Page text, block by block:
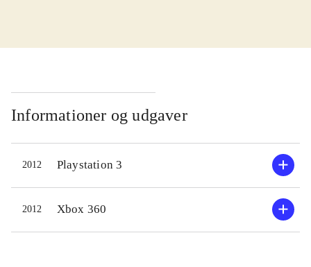
startende ved børn fra 12 år. Spillets
magtes af alle i målgruppen. PEGI:
12 og ikoner for vold og grimt sprog
Spillets mest vellykkede del er story
mode. Her kan man gennemleve tre
udvalgte figurers historie på
smukkeste vis. Undervejs skal man
Informationer og udgaver
2012 Playstation 3
2012 Xbox 360